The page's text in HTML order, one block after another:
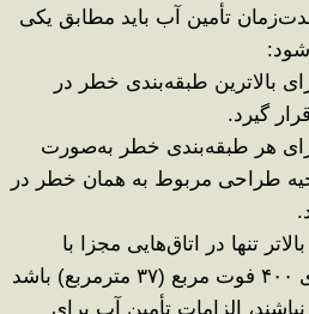
تأمین آب باید مطابق یکی
:
بالاترین طبقه‌بندی خطر در
گیرد.
هر طبقه‌بندی خطر به‌صورت
طراحی مربوط به همان خطر در
.
تنها در اتاق‌هایی مجزا با
۴۰۰ فوت مربع (۳۷ مترمربع) باشد
الزامات تأمین آب برای